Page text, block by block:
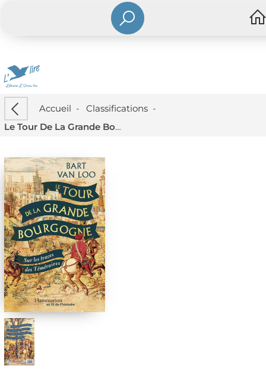
Accueil - Classifications-
Le Tour De La Grande Bourgogne : Sur Les Traces Des Temeraires